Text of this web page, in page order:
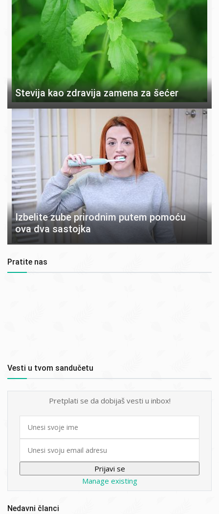
Stevija kao zdravija zamena za šećer
Izbelite zube prirodnim putem pomoću
ova dva sastojka
Pratite nas
Vesti u tvom sandučetu
Pretplati se da dobijaš vesti u inbox!
First
Manage existing
Nedavni članci